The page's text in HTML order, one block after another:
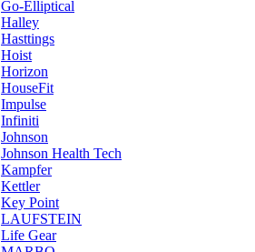
Go-Elliptical
Halley
Hasttings
Hoist
Horizon
HouseFit
Impulse
Infiniti
Johnson
Johnson Health Tech
Kampfer
Kettler
Key Point
LAUFSTEIN
Life Gear